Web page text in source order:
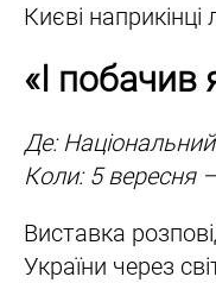
Києві наприкінці
«І побачив
Де:
Коли: 5 вересня
Виставка
України через